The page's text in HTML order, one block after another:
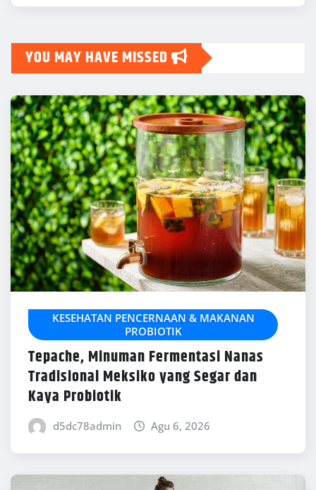
YOU MAY HAVE MISSED
KESEHATAN PENCERNAAN & MAKANAN
PROBIOTIK
Tepache, Minuman Fermentasi Nanas
Tradisional Meksiko yang Segar dan
Kaya Probiotik
d5dc78admin Agu 6, 2026